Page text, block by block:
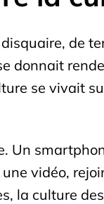
de
donnait
se vivait
Un
vidéo,
la culture